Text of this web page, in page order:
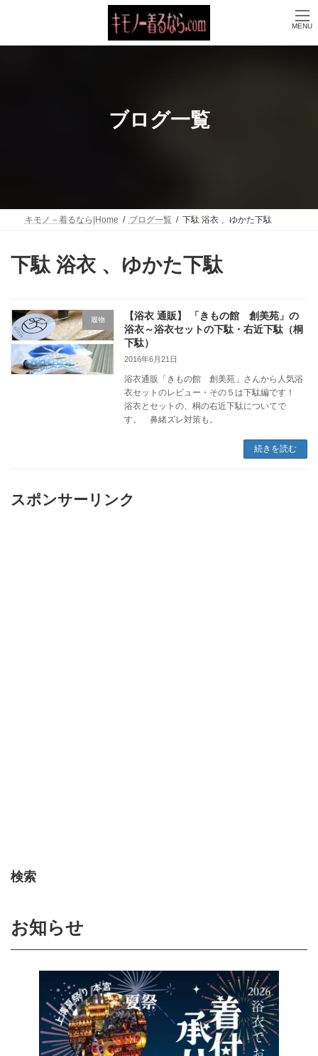
ン
ー
ブログ一覧
キモノ－着るなら|Home ブログ一覧 下駄 浴衣 、ゆかた下駄
下駄 浴衣 、ゆかた下駄
履物
【浴衣 通販】 「きもの館 創美苑」の
浴衣～浴衣セットの下駄・右近下駄（桐
下駄）
2016年6月21日
浴衣通販「きもの館 創美苑」さんから人気浴
衣セットのレビュー・その５は下駄編です！
浴衣とセットの、桐の右近下駄についてで
す。 鼻緒ズレ対策も。
続きを読む
スポンサーリンク
検索
お知らせ
MENU